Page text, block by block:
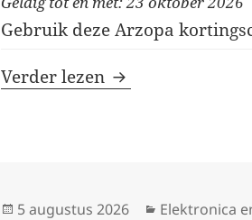
Gebruik deze Arzopa
Verder lezen Arzopa
Geplaatst
5 augustus 2026 Categorieën
Elektronica